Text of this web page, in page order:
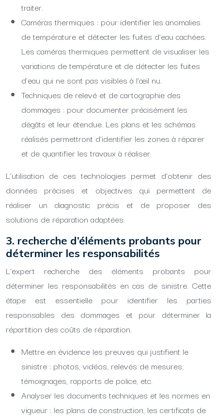
traiter.
Caméras thermiques : pour identifier les anomalies
de température et détecter les fuites d’eau cachées.
Les caméras thermiques permettent de visualiser les
variations de température et de détecter les fuites
d’eau qui ne sont pas visibles à l’œil nu.
Techniques de relevé et de cartographie des
dommages : pour documenter précisément les
dégâts et leur étendue. Les plans et les schémas
réalisés permettront d’identifier les zones à réparer
et de quantifier les travaux à réaliser.
L’utilisation de ces technologies permet d’obtenir des
données précises et objectives qui permettent de
réaliser un diagnostic précis et de proposer des
solutions de réparation adaptées.
3. recherche d’éléments probants pour
déterminer les responsabilités
L’expert recherche des éléments probants pour
déterminer les responsabilités en cas de sinistre. Cette
étape est essentielle pour identifier les parties
responsables des dommages et pour déterminer la
répartition des coûts de réparation.
Mettre en évidence les preuves qui justifient le
sinistre : photos, vidéos, relevés de mesures,
témoignages, rapports de police, etc.
Analyser les documents techniques et les normes en
vigueur : les plans de construction, les certificats de